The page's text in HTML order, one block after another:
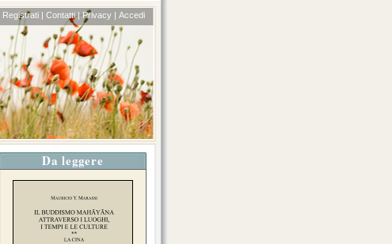
Registrati | Contatti | Privacy | Accedi
Da leggere